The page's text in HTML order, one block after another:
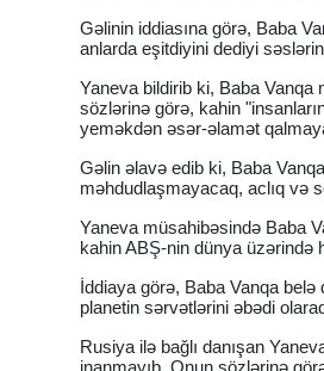
Gəlinin iddiasına görə, Baba
anlarda eşitdiyini dediyi
Yaneva bildirib ki, Baba Vanqa
sözlərinə görə, kahin
yeməkdən əsər-əlamət
Gəlin əlavə edib ki, Baba
məhdudlaşmayacaq, aclıq və
Yaneva müsahibəsində Baba
kahin ABŞ-nin dünya üzərində
İddiaya görə, Baba Vanqa
planetin sərvətlərini əbədi
Rusiya ilə bağlı danışan
inanmayıb. Onun sözlərinə